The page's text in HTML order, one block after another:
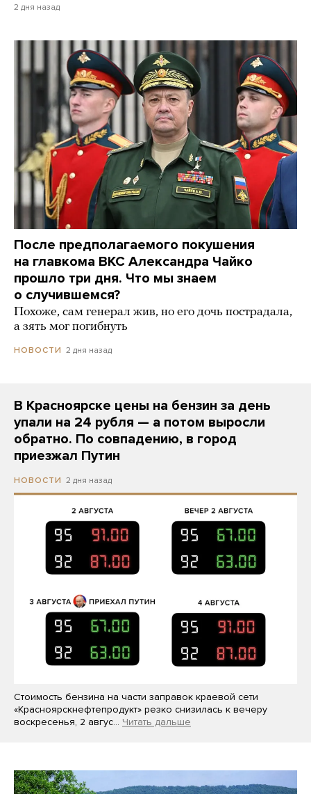
2 дня назад
После предполагаемого покушения
на главкома ВКС Александра Чайко
прошло три дня. Что мы знаем
о случившемся?
Похоже, сам генерал жив, но его дочь пострадала,
а зять мог погибнуть
НОВОСТИ 2 дня назад
В Красноярске цены на бензин за день
упали на 24 рубля — а потом выросли
обратно. По совпадению, в город
приезжал Путин
НОВОСТИ 2 дня назад
Стоимость бензина на части заправок краевой сети
«Красноярскнефтепродукт» резко снизилась к вечеру
воскресенья, 2 авгус… Читать дальше